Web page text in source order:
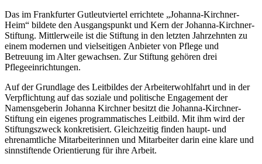
Das im Frankfurter Gutleutviertel errichtete „Johanna-Kirchner-
Heim“ bildete den Ausgangspunkt und Kern der Johanna-Kirchner-
Stiftung. Mittlerweile ist die Stiftung in den letzten Jahrzehnten zu
einem modernen und vielseitigen Anbieter von Pflege und
Betreuung im Alter gewachsen. Zur Stiftung gehören drei
Pflegeeinrichtungen.
Auf der Grundlage des Leitbildes der Arbeiterwohlfahrt und in der
Verpflichtung auf das soziale und politische Engagement der
Namensgeberin Johanna Kirchner besitzt die Johanna-Kirchner-
Stiftung ein eigenes programmatisches Leitbild. Mit ihm wird der
Stiftungszweck konkretisiert. Gleichzeitig finden haupt- und
ehrenamtliche Mitarbeiterinnen und Mitarbeiter darin eine klare und
sinnstiftende Orientierung für ihre Arbeit.